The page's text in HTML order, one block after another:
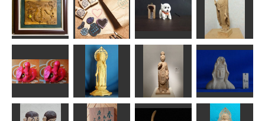
お地蔵さん
ta-chann
シジュウカラ
MINI
ルリツグミ 童子
msuganuma
厄滅の龍
手作りお菓子
お裾分けはん
こ タグはん
こ他
mikanko
犬
HANA
阿弥陀如来像
なんぺい